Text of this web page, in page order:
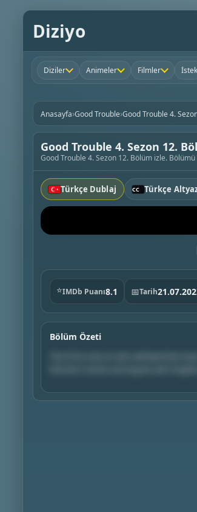
Diziyo
Diziler Animeler Filmler İstek
Anasayfa›Good Trouble›Good Trouble 4.
Good Trouble 4. Sezon 12.
Good Trouble 4. Sezon 12. Bölüm izle.
Türkçe Dublaj Türkçe
⭐IMDb Puanı8.1 📅Tarih
Bölüm Özeti